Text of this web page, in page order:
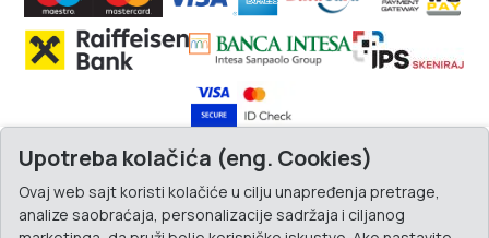
Upotreba kolačića (eng. Cookies)
Ovaj web sajt koristi kolačiće u cilju unapređenja pretrage,
analize saobraćaja, personalizacije sadržaja i ciljanog